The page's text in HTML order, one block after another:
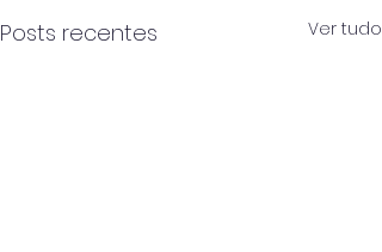
Posts recentes Ver tudo